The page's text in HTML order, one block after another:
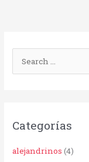
a
Categorías
alejandrinos (4)